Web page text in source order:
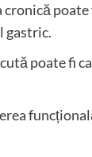
cronică
gastric.
poate fi